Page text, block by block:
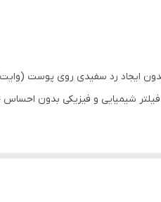
شیمیایی و فیزیکی بدون